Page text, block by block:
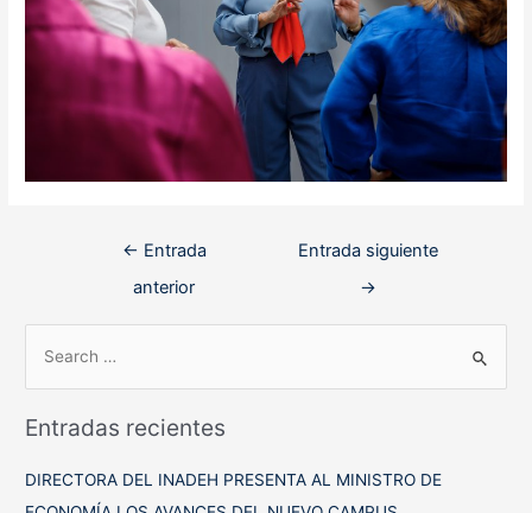
Navegación
← Entrada
anterior
Entrada siguiente
→
c
Entradas recientes
DIRECTORA DEL INADEH PRESENTA AL MINISTRO DE